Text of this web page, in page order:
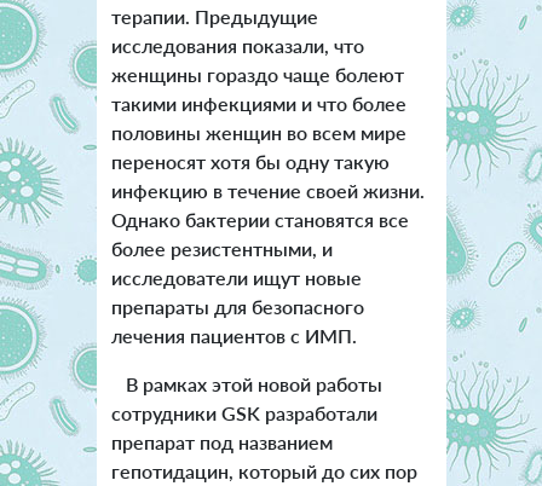
терапии. Предыдущие
исследования показали, что
женщины гораздо чаще болеют
такими инфекциями и что более
половины женщин во всем мире
переносят хотя бы одну такую
инфекцию в течение своей жизни.
Однако бактерии становятся все
более резистентными, и
исследователи ищут новые
препараты для безопасного
лечения пациентов с ИМП.
В рамках этой новой работы
сотрудники GSK разработали
препарат под названием
гепотидацин, который до сих пор